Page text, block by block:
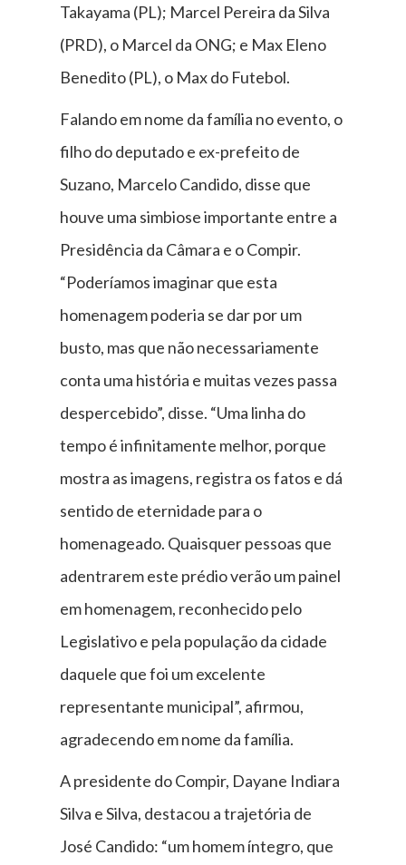
Takayama (PL); Marcel Pereira da Silva
(PRD), o Marcel da ONG; e Max Eleno
Benedito (PL), o Max do Futebol.
Falando em nome da família no evento, o
filho do deputado e ex-prefeito de
Suzano, Marcelo Candido, disse que
houve uma simbiose importante entre a
Presidência da Câmara e o Compir.
“Poderíamos imaginar que esta
homenagem poderia se dar por um
busto, mas que não necessariamente
conta uma história e muitas vezes passa
despercebido”, disse. “Uma linha do
tempo é infinitamente melhor, porque
mostra as imagens, registra os fatos e dá
sentido de eternidade para o
homenageado. Quaisquer pessoas que
adentrarem este prédio verão um painel
em homenagem, reconhecido pelo
Legislativo e pela população da cidade
daquele que foi um excelente
representante municipal”, afirmou,
agradecendo em nome da família.
A presidente do Compir, Dayane Indiara
Silva e Silva, destacou a trajetória de
José Candido: “um homem íntegro, que